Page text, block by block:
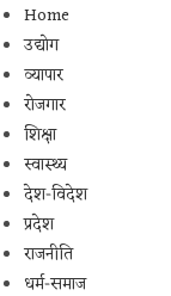
Home
उद्योग
व्यापार
रोजगार
शिक्षा
स्वास्थ्य
देश-विदेश
प्रदेश
राजनीति
धर्म-समाज